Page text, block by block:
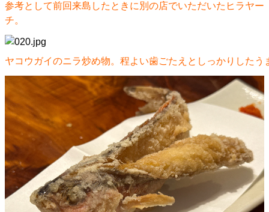
参考として前回来島したときに別の店でいただいたヒラヤー
チ。
ヤコウガイのニラ炒め物。程よい歯ごたえとしっかりしたう